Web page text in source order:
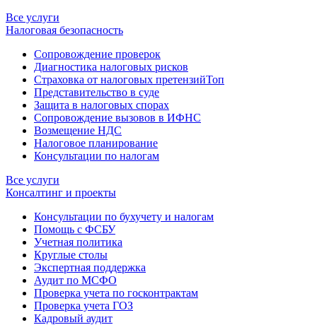
Все услуги
Налоговая безопасность
Сопровождение проверок
Диагностика налоговых рисков
Страховка от налоговых претензийТоп
Представительство в суде
Защита в налоговых спорах
Сопровождение вызовов в ИФНС
Возмещение НДС
Налоговое планирование
Консультации по налогам
Все услуги
Консалтинг и проекты
Консультации по бухучету и налогам
Помощь с ФСБУ
Учетная политика
Круглые столы
Экспертная поддержка
Аудит по МСФО
Проверка учета по госконтрактам
Проверка учета ГОЗ
Кадровый аудит